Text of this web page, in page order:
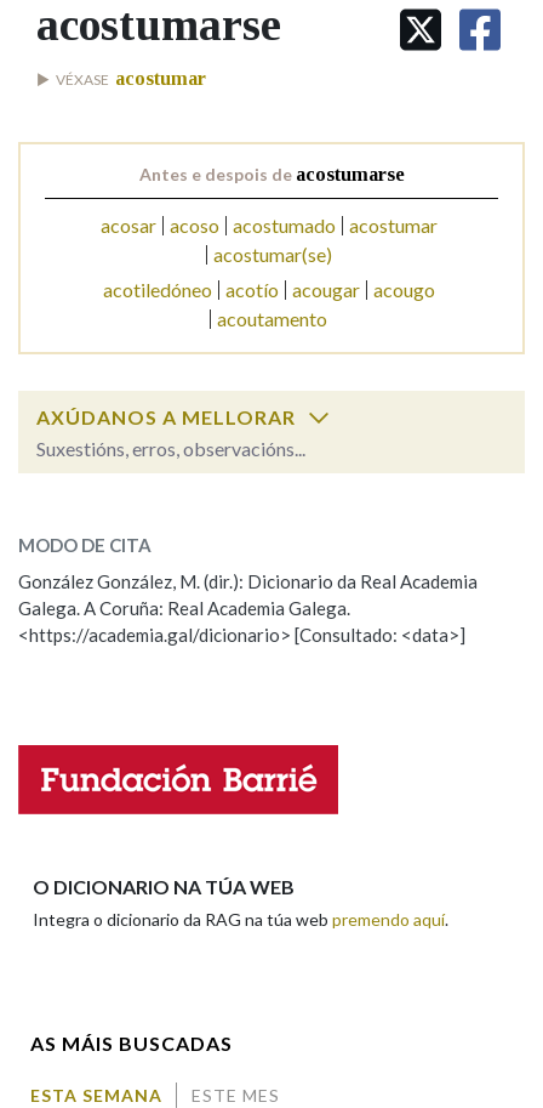
IDENTIDADE CORPORATIVA
MARCIAL DEL ADALID
FIGURAS HOMENAXEADAS
PRIMAVERA DAS LETRAS
PORTAL DAS PALABRAS
Facebook
TwitterYoutubeInstagram
Bluesky
BUSCAR NOS LEMAS
Comeza por
Nas definicións
Na fraseoloxía
Marcas gramaticais
acostumarse
VÉXASE acostumar
Antes e despois de acostumarse
acosar acoso acostumado
acostumar
acostumar(se)
acotiledóneo
acotío acougar
acougo
acoutamento
AXÚDANOS A MELLORAR
Suxestións, erros, observacións...
ESCOLLE UNHA OPCIÓN:
Observación Hai un erro na palabra
Propoño mellorar a definición
Nome
MODO DE CITA
González González, M. (dir.): Dicionario da Real Academia
Galega. A Coruña: Real Academia Galega.
<https://academia.gal/dicionario> [Consultado: <data>]
O DICIONARIO NA TÚA WEB
Integra o dicionario da RAG na túa web premendo aquí.
AS MÁIS BUSCADAS
ESTA SEMANA ESTE MES